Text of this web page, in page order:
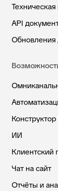
API
Обновления
ИИ
Клиентский
Чат на сайт
Отчёты и